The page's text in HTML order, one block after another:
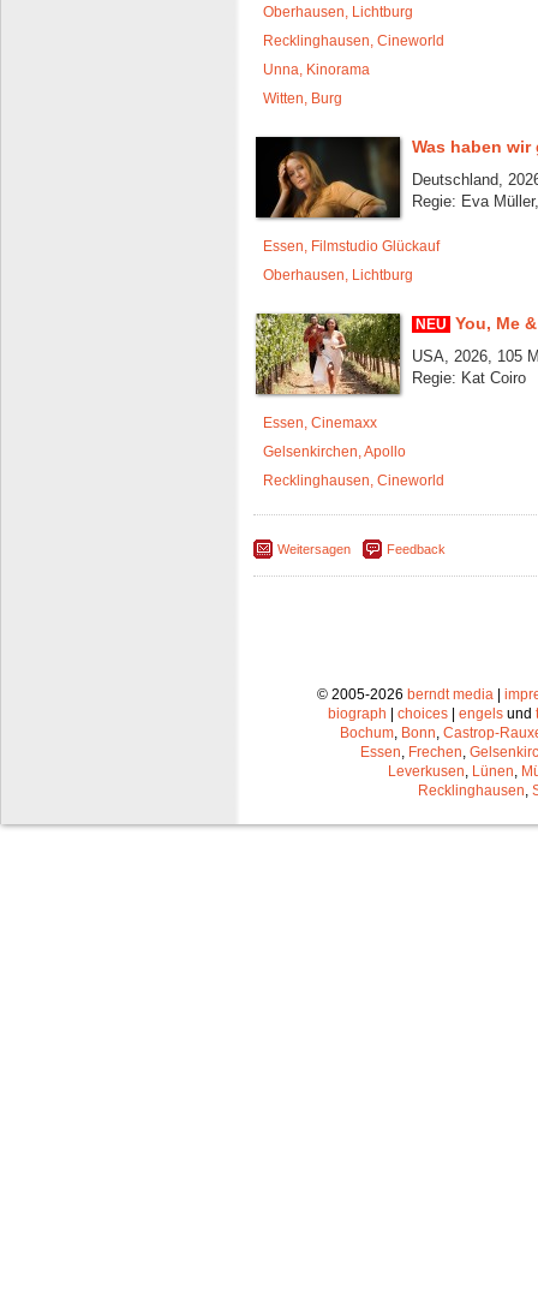
Oberhausen, Lichtburg
Recklinghausen, Cineworld
Unna, Kinorama
Witten, Burg
Was haben wir
Deutschland,
Regie: Eva
Essen, Filmstudio Glückauf
Oberhausen, Lichtburg
NEU You, Me
USA, 2026, 105
Regie: Kat Coiro
Essen, Cinemaxx
Gelsenkirchen, Apollo
Recklinghausen, Cineworld
Weitersagen Feedback
© 2005-2026 berndt media|
biograph
choices engels und
Bochum, Bonn, Castrop-
Essen, Frechen,
Leverkusen, Lünen,
Recklinghausen,